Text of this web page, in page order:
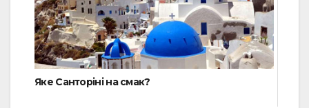
Яке Санторіні на смак?